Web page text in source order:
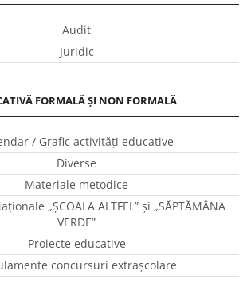
Audit
Juridic
FORMALĂ ȘI NON FORMALĂ
/ Grafic activităţi educative
Diverse
Materiale metodice
„ŞCOALA ALTFEL” și „SĂPTĂMÂNA
VERDE”
Proiecte educative
concursuri extraşcolare